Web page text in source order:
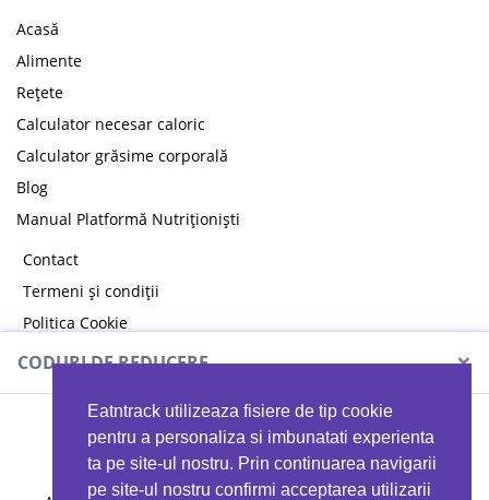
Eatntrack utilizeaza fisiere de tip cookie
pentru a personaliza si imbunatati experienta
ta pe site-ul nostru. Prin continuarea navigarii
pe site-ul nostru confirmi acceptarea utilizarii
Acasă
Alimente
Rețete
Calculator necesar caloric
Calculator grăsime corporală
Blog
Manual Platformă Nutriționiști
Contact
Termeni și condiții
Politica Cookie
Politica de confidențialitate
CODURI DE REDUCERE ×
MYPROTEIN